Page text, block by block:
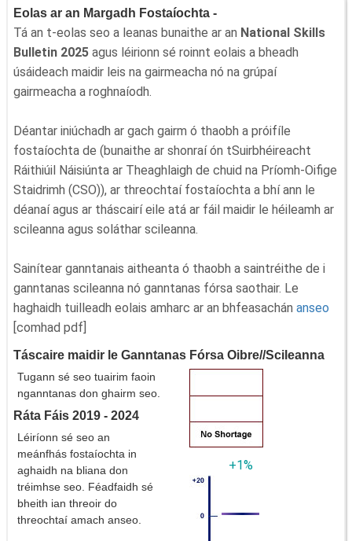
Eolas ar an Margadh Fostaíochta -
Tá an t-eolas seo a leanas bunaithe ar an National Skills
Bulletin 2025 agus léirionn sé roinnt eolais a bheadh
úsáideach maidir leis na gairmeacha nó na grúpaí
gairmeacha a roghnaíodh.
Déantar iniúchadh ar gach gairm ó thaobh a próifíle
fostaíochta de (bunaithe ar shonraí ón tSuirbhéireacht
Ráithiúil Náisiúnta ar Theaghlaigh de chuid na Príomh-Oifige
Staidrimh (CSO)), ar threochtaí fostaíochta a bhí ann le
déanaí agus ar tháscairí eile atá ar fáil maidir le héileamh ar
scileanna agus soláthar scileanna.
Sainítear ganntanais aitheanta ó thaobh a saintréithe de i
ganntanas scileanna nó ganntanas fórsa saothair. Le
haghaidh tuilleadh eolais amharc ar an bhfeasachán anseo
[comhad pdf]
Táscaire maidir le Ganntanas Fórsa Oibre//Scileanna
Tugann sé seo tuairim faoin
nganntanas don ghairm seo.
Ráta Fáis 2019 - 2024
Léiríonn sé seo an
meánfhás fostaíochta in
aghaidh na bliana don
tréimhse seo. Féadfaidh sé
bheith ian threoir do
threochtaí amach anseo.
+1%